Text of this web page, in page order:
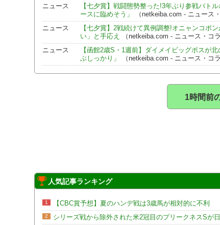
ニュース
【七夕賞】戦闘態勢整った!3年ぶり参戦バ
ースに臨めそう」
（netkeiba.com - ニュース
ニュース
【七夕賞】2戦続けて異例調整!オニャンコ
い」と手応え
（netkeiba.com - ニュース・コ
ニュース
【函館2歳S・1週前】ダイメイビッグボスが
ぶしっかり」
（netkeiba.com - ニュース・コ
1時間前
人気記事ランキング
1 【CBC賞予想】夏のハンデ戦は3歳馬が相対的に不利
2 シリーズ戦から除外された米2冠目のプリークネスS